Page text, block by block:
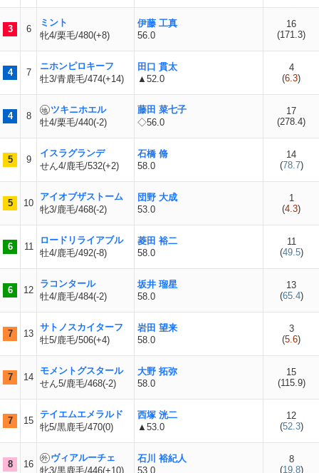
3 6
ミント
牝4/栗毛/480(+8)
伊藤 工真
56.0
16
(171.3)
4 7
ニホンピロキーフ
牡3/青鹿毛/474(+14)
田口 貫太
▲52.0
4
(6.3)
4 8
ツキニホエル
牡4/栗毛/440(-2)
藤田 菜七子
◇56.0
17
(278.4)
5 9
イスラグランデ
せん4/鹿毛/532(+2)
石橋 脩
58.0
14
(78.7)
5 10
アイオブザストーム
牝3/鹿毛/468(-2)
団野 大成
53.0
1
(4.3)
6 11
ロードリライアブル
牡4/鹿毛/492(-8)
菱田 裕二
58.0
11
(49.5)
6 12
ラコンタール
牡4/鹿毛/484(-2)
坂井 瑠星
58.0
13
(65.4)
7 13
サトノスカイターフ
牡5/鹿毛/506(+4)
岩田 望来
58.0
3
(5.6)
7 14
モメントグスタール
せん5/鹿毛/468(-2)
大野 拓弥
58.0
15
(115.9)
7 15
テイエムエメラルド
牝5/黒鹿毛/470(0)
西塚 洸二
▲53.0
12
(52.3)
8 16
ヴィアルーチェ
牝3/黒鹿毛/446(+10)
石川 裕紀人
53.0
8
(19.8)